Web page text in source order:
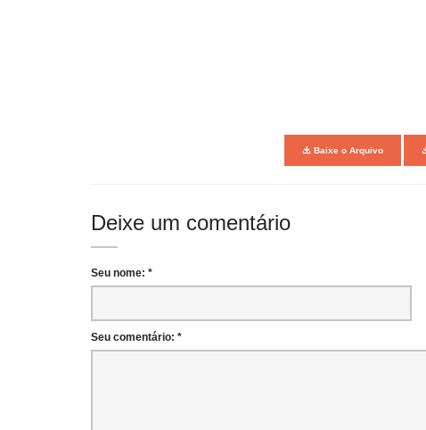
Baixe o Arquivo
Deixe um comentário
Seu nome: *
Seu comentário: *